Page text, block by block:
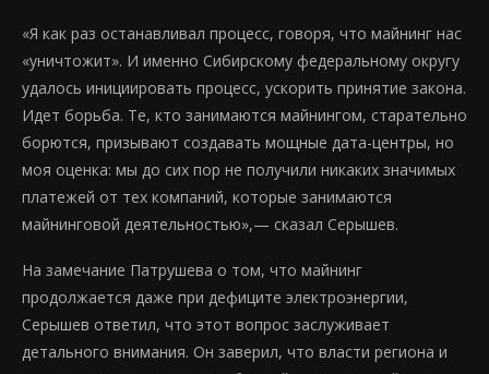
«Я как раз останавливал процесс, говоря, что майнинг нас
«уничтожит». И именно Сибирскому федеральному округу
удалось инициировать процесс, ускорить принятие закона.
Идет борьба. Те, кто занимаются майнингом, старательно
борются, призывают создавать мощные дата-центры, но
моя оценка: мы до сих пор не получили никаких значимых
платежей от тех компаний, которые занимаются
майнинговой деятельностью»,— сказал Серышев.
На замечание Патрушева о том, что майнинг
продолжается даже при дефиците электроэнергии,
Серышев ответил, что этот вопрос заслуживает
детального внимания. Он заверил, что власти региона и